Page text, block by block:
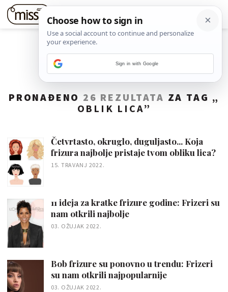
PRONAĐENO 26 REZULTATA ZA TAG „
OBLIK LICA”
Četvrtasto, okruglo, duguljasto... Koja
frizura najbolje pristaje tvom obliku lica?
15. TRAVANJ 2022.
11 ideja za kratke frizure godine: Frizeri su
nam otkrili najbolje
03. OŽUJAK 2022.
Bob frizure su ponovno u trendu: Frizeri
su nam otkrili najpopularnije
03. OŽUJAK 2022.
Sign in with Google